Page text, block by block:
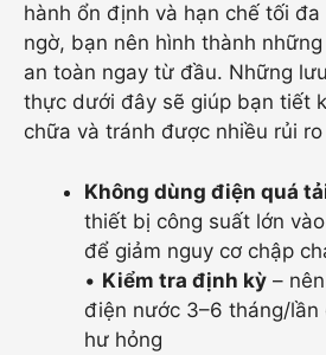
hành ổn định và hạn chế tối
ngờ, bạn nên hình thành
an toàn ngay từ đầu. Những
thực dưới đây sẽ giúp bạn tiết
chữa và tránh được nhiều rủi
Không dùng điện quá
thiết bị công suất lớn
để giảm nguy cơ chập
• Kiểm tra định kỳ –
điện nước 3–6 tháng/lần
hư hỏng